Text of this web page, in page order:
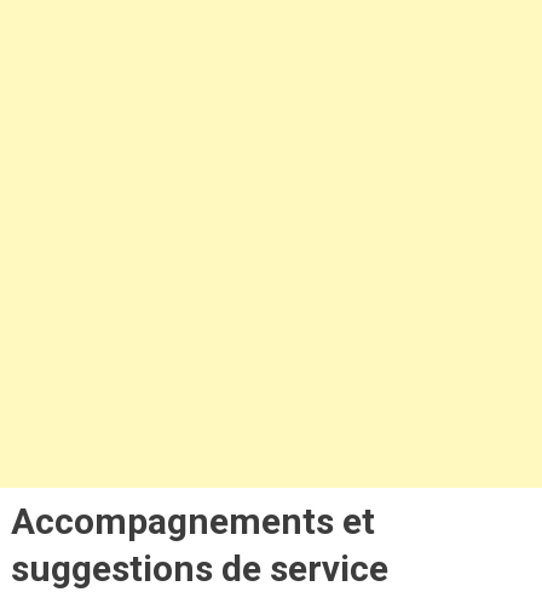
Accompagnements et
suggestions de service